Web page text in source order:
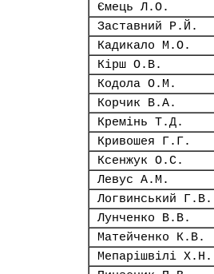
Ємець Л.О.
Заставний Р.Й.
Кадикало М.О.
Кірш О.В.
Кодола О.М.
Корчик В.А.
Кремінь Т.Д.
Кривошея Г.Г.
Ксенжук О.С.
Левус А.М.
Логвинський Г.В.
Лунченко В.В.
Матейченко К.В.
Мепарішвілі Х.Н.